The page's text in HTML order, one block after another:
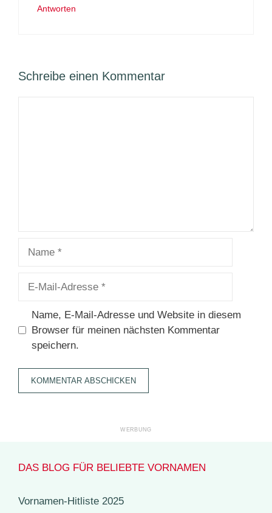
Antworten
Schreibe einen Kommentar
Adresse
Name, E-Mail-Adresse und Website in diesem
Browser für meinen nächsten Kommentar
speichern.
DAS BLOG FÜR BELIEBTE VORNAMEN
Vornamen-Hitliste 2025